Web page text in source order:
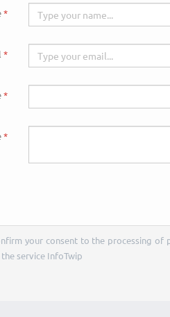
your consent to the processing of
service InfoTwip